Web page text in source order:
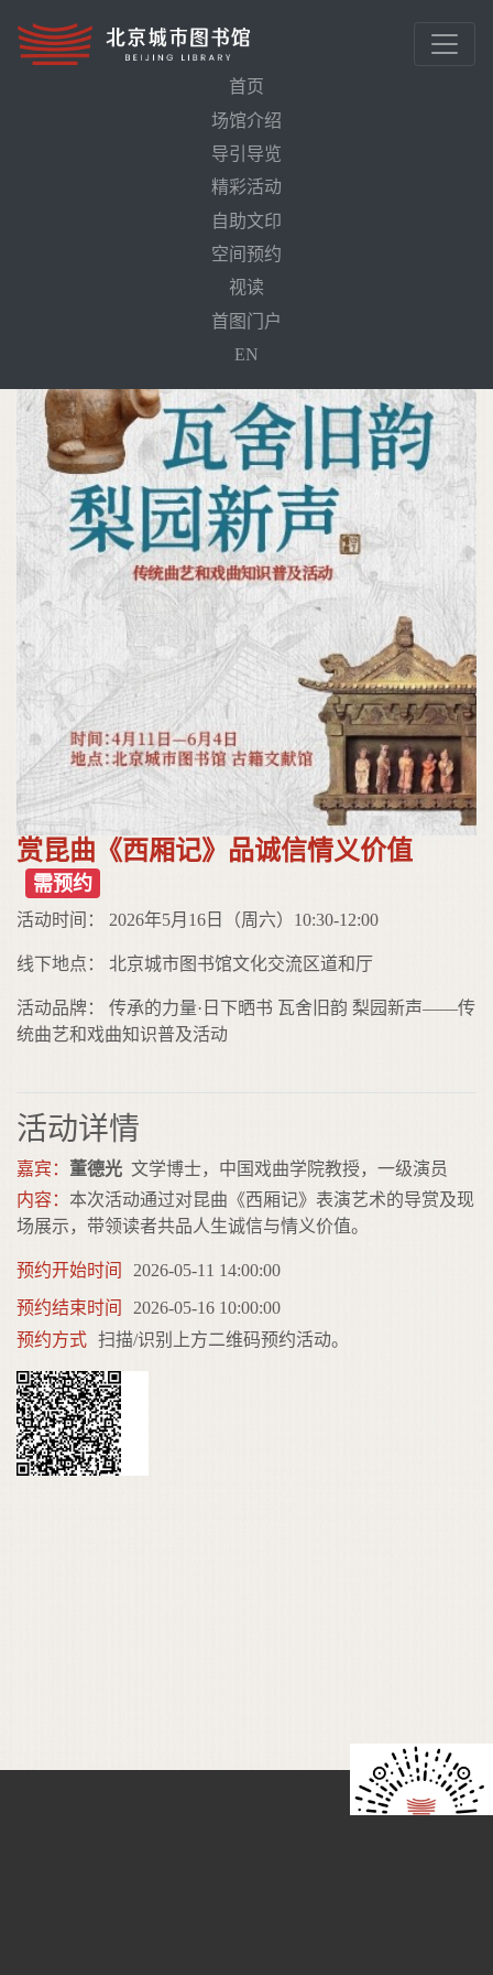
首页
场馆介绍
导引导览
精彩活动
自助文印
空间预约
视读
首图门户
EN
赏昆曲《西厢记》品诚信情义价值
需预约
活动时间： 2026年5月16日（周六）10:30-12:00
线下地点： 北京城市图书馆文化交流区道和厅
活动品牌： 传承的力量·日下晒书 瓦舍旧韵 梨园新声——传
统曲艺和戏曲知识普及活动
活动详情
嘉宾： 董德光 文学博士，中国戏曲学院教授，一级演员
内容： 本次活动通过对昆曲《西厢记》表演艺术的导赏及现
场展示，带领读者共品人生诚信与情义价值。
预约开始时间
2026-05-11 14:00:00
预约结束时间
2026-05-16 10:00:00
预约方式 扫描/识别上方二维码预约活动。